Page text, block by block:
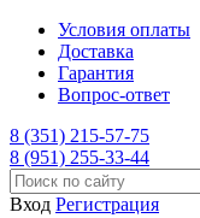
Условия оплаты
Доставка
Гарантия
Вопрос-ответ
8 (351) 215-57-75
8 (951) 255-33-44
Вход Регистрация